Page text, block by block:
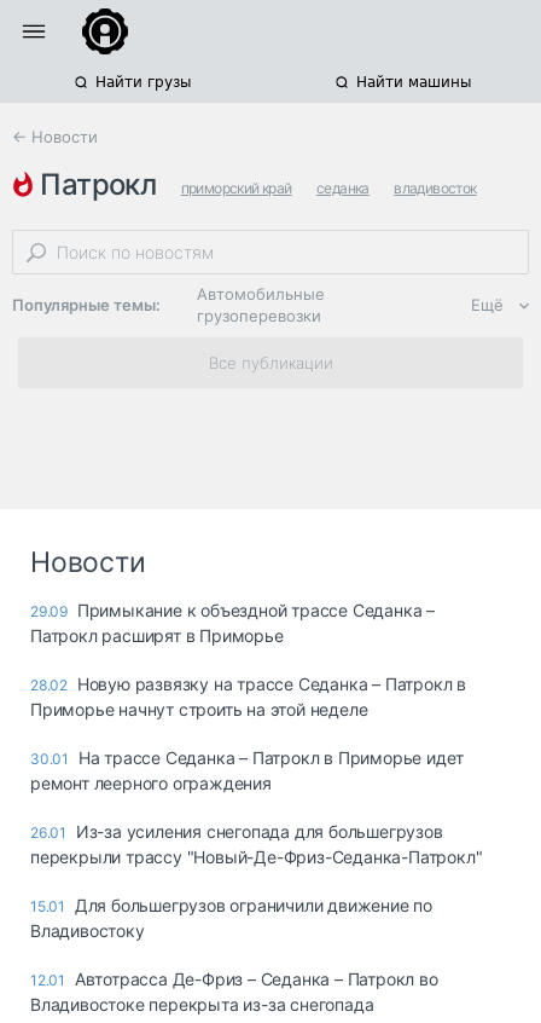
Найти грузы Найти машины
← Новости
патрокл приморский край седанка владивосток
Популярные темы:
Автомобильные
грузоперевозки
Региональная
логистика
опасные грузы
страхование
Склады и
грузовые
Коммерческий
транспорт
Спецтехника
запчасти, шины
Ещё
Все публикации
Новости
29.09 Примыкание к объездной трассе Седанка –
Патрокл расширят в Приморье
28.02 Новую развязку на трассе Седанка – Патрокл в
Приморье начнут строить на этой неделе
30.01
На трассе Седанка – Патрокл в Приморье идет
ремонт леерного ограждения
26.01
Из-за усиления снегопада для большегрузов
перекрыли трассу "Новый-Де-Фриз-Седанка-Патрокл"
15.01
Для большегрузов ограничили движение по
Владивостоку
12.01
Автотрасса Де-Фриз – Седанка – Патрокл во
Владивостоке перекрыта из-за снегопада